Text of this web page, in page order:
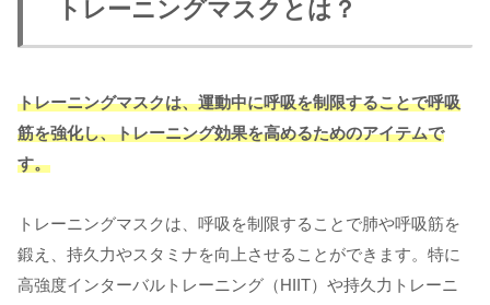
トレーニングマスクとは？
トレーニングマスクは、運動中に呼吸を制限することで呼吸
筋を強化し、トレーニング効果を高めるためのアイテムで
す。
トレーニングマスクは、呼吸を制限することで肺や呼吸筋を
鍛え、持久力やスタミナを向上させることができます。特に
高強度インターバルトレーニング（HIIT）や持久力トレーニ